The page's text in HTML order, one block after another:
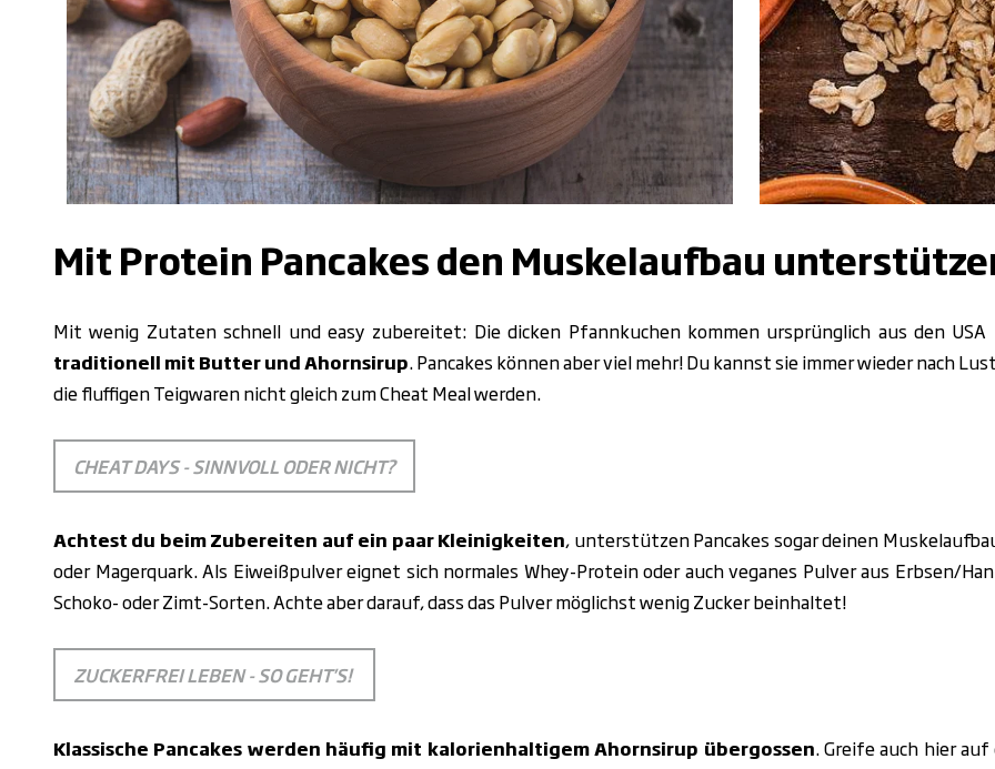
Mit Protein Pancakes den Muskelaufbau
Mit wenig Zutaten schnell und easy zubereitet: Die dicken Pfannkuchen kommen ursprünglich aus den
traditionell mit Butter und Ahornsirup. Pancakes können aber viel mehr! Du kannst sie immer wieder nach
die fluffigen Teigwaren nicht gleich zum Cheat Meal werden.
CHEAT DAYS - SINNVOLL ODER NICHT?
Achtest du beim Zubereiten auf ein paar Kleinigkeiten, unterstützen Pancakes sogar deinen
oder Magerquark. Als Eiweißpulver eignet sich normales Whey-Protein oder auch veganes Pulver aus Erbsen/
Schoko- oder Zimt-Sorten. Achte aber darauf, dass das Pulver möglichst wenig Zucker beinhaltet!
ZUCKERFREI LEBEN - SO GEHT'S!
Klassische Pancakes werden häufig mit kalorienhaltigem Ahornsirup übergossen. Greife auch hier